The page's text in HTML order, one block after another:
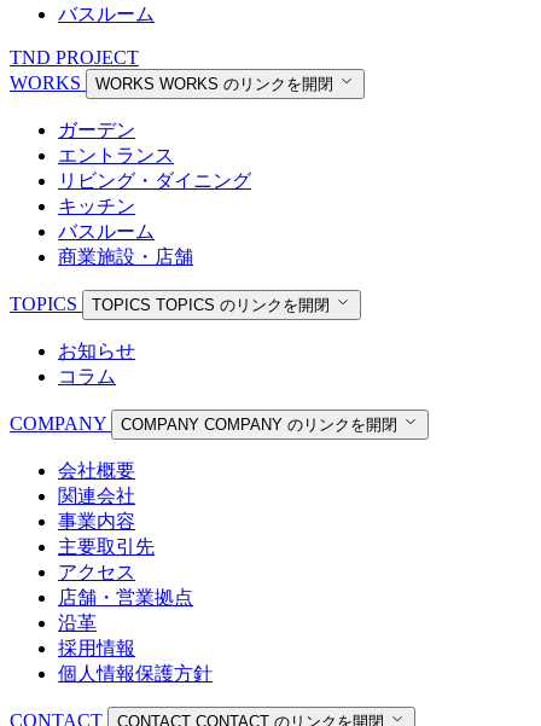
バスルーム
TND PROJECT
WORKS
WORKS WORKS のリンクを開閉
ガーデン
エントランス
リビング・ダイニング
キッチン
バスルーム
商業施設・店舗
TOPICS TOPICS TOPICS のリンクを開閉
お知らせ
コラム
COMPANY COMPANY COMPANY のリンクを開閉
会社概要
関連会社
事業内容
主要取引先
アクセス
店舗・営業拠点
沿革
採用情報
個人情報保護方針
CONTACT CONTACT CONTACT のリンクを開閉